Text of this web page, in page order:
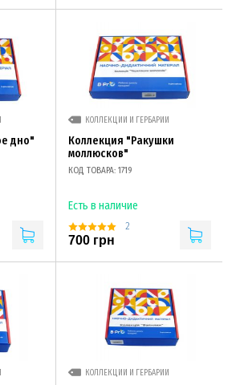
дно"
КОЛЛЕКЦИИ И ГЕРБАРИИ
Коллекция "Ракушки
моллюсков"
КОД ТОВАРА: 1719
Есть в наличие
2
700 грн
КОЛЛЕКЦИИ И ГЕРБАРИИ